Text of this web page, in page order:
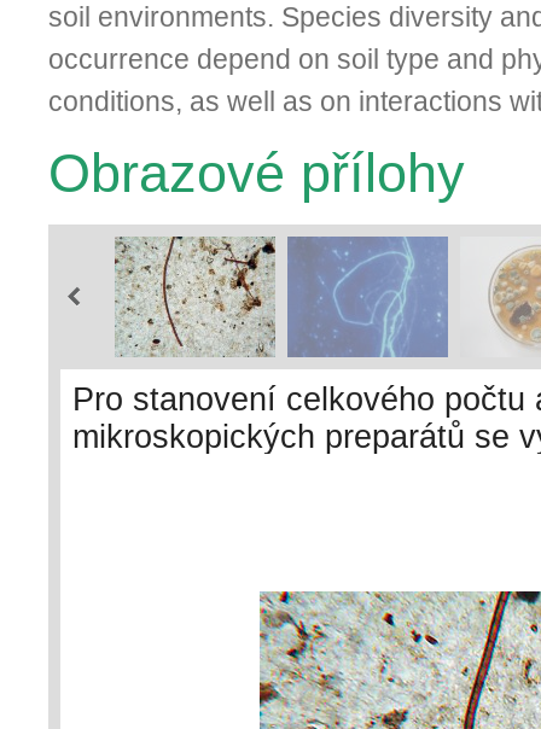
soil environments. Species diversity
occurrence depend on soil type and
conditions, as well as on interactions
Obrazové přílohy
Pro stanovení celkového počtu
mikroskopických preparátů se